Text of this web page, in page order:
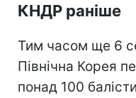
КНДР раніше
Тим часом ще 6
Північна Корея
понад 100